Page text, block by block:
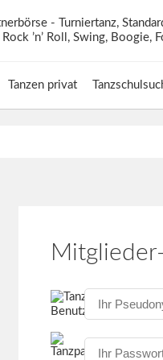
Tanzen privat